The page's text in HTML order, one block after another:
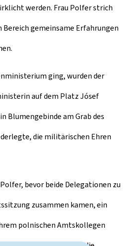
werden. Frau Polfer strich
Bereich gemeinsame Erfahrungen
ging, wurden der
auf dem Platz Jósef
Blumengebinde am Grab des
die militärischen Ehren
bevor beide Delegationen zu
zusammen kamen, ein
polnischen Amtskollegen